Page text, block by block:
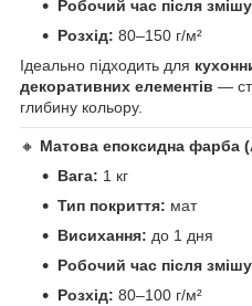
Робочий час після
Розхід: 80–150 г/м²
Ідеально підходить для
декоративних елементів —
глибину кольору.
🔸 Матова епоксидна фарба
Вага: 1 кг
Тип покриття: мат
Висихання: до 1 дня
Робочий час після
Розхід: 80–100 г/м²